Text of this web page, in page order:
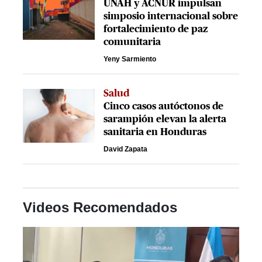
UNAH y ACNUR impulsan
simposio internacional sobre
fortalecimiento de paz
comunitaria
Yeny Sarmiento
Salud
Cinco casos autóctonos de
sarampión elevan la alerta
sanitaria en Honduras
David Zapata
Videos Recomendados